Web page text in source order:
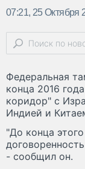
07:21, 25 Октября
Федеральная
конца 2016
коридор" с
Индией и
"До конца
- сообщил он.